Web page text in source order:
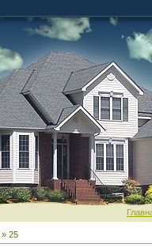
» 25